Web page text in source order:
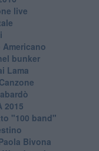
live
bunker
Lama
2015
"100 band"
Bivona